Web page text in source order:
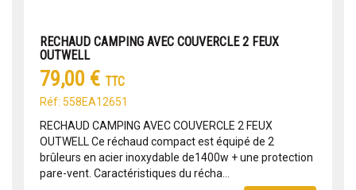
RECHAUD CAMPING AVEC COUVERCLE 2 FEUX
OUTWELL
79,00 € TTC
Réf: 558EA12651
RECHAUD CAMPING AVEC COUVERCLE 2 FEUX
OUTWELL Ce réchaud compact est équipé de 2
brûleurs en acier inoxydable de1400w + une protection
pare-vent. Caractéristiques du récha...